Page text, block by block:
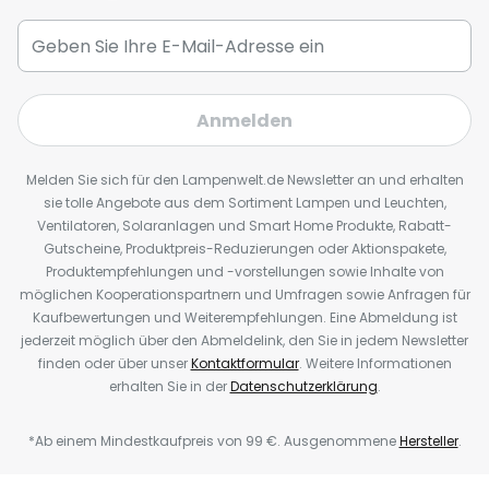
Anmelden
Melden Sie sich für den Lampenwelt.de Newsletter an und erhalten
sie tolle Angebote aus dem Sortiment Lampen und Leuchten,
Ventilatoren, Solaranlagen und Smart Home Produkte, Rabatt-
Gutscheine, Produktpreis-Reduzierungen oder Aktionspakete,
Produktempfehlungen und -vorstellungen sowie Inhalte von
möglichen Kooperationspartnern und Umfragen sowie Anfragen für
Kaufbewertungen und Weiterempfehlungen. Eine Abmeldung ist
jederzeit möglich über den Abmeldelink, den Sie in jedem Newsletter
finden oder über unserKontaktformular. Weitere Informationen
erhalten Sie in derDatenschutzerklärung.
*Ab einem Mindestkaufpreis von 99 €. AusgenommeneHersteller.